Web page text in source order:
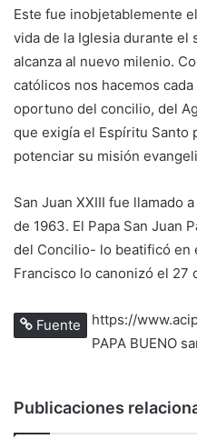
Este fue inobjetablemente
vida de la Iglesia durante el
alcanza al nuevo milenio.
católicos nos hacemos
oportuno del concilio, del
que exigía el Espíritu Santo
potenciar su misión
San Juan XXIII fue llamado
de 1963. El Papa San Juan
del Concilio- lo beatificó en
Francisco lo canonizó el 27
Fuente
https://
PAPA BUENO
Publicaciones